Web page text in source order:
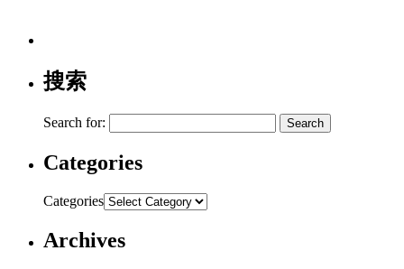
搜索
Search for:
Categories
Categories
Archives